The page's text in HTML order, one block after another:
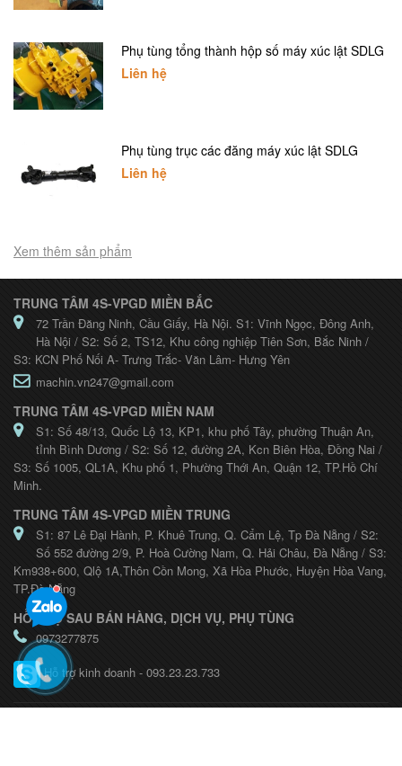
Phụ tùng tổng thành hộp số máy xúc lật SDLG
Liên hệ
Phụ tùng trục các đăng máy xúc lật SDLG
Liên hệ
Xem thêm sản phẩm
TRUNG TÂM 4S-VPGD MIỀN BẮC
72 Trần Đăng Ninh, Cầu Giấy, Hà Nội. S1: Vĩnh Ngọc, Đông Anh,
Hà Nội / S2: Số 2, TS12, Khu công nghiệp Tiên Sơn, Bắc Ninh /
S3: KCN Phố Nối A- Trưng Trắc- Văn Lâm- Hưng Yên
machin.vn247@gmail.com
TRUNG TÂM 4S-VPGD MIỀN NAM
S1: Số 48/13, Quốc Lộ 13, KP1, khu phố Tây, phường Thuận An,
tỉnh Bình Dương / S2: Số 12, đường 2A, Kcn Biên Hòa, Đồng Nai /
S3: Số 1005, QL1A, Khu phố 1, Phường Thới An, Quận 12, TP.Hồ Chí
Minh.
TRUNG TÂM 4S-VPGD MIỀN TRUNG
S1: 87 Lê Đại Hành, P. Khuê Trung, Q. Cẩm Lệ, Tp Đà Nẵng / S2:
Số 552 đường 2/9, P. Hoà Cường Nam, Q. Hải Châu, Đà Nẵng / S3:
Km938+600, Qlộ 1A,Thôn Cồn Mong, Xã Hòa Phước, Huyện Hòa Vang,
TP.Đà Nẵng
HỖ TRỢ SAU BÁN HÀNG, DỊCH VỤ, PHỤ TÙNG
0973277875
Hỗ trợ kinh doanh - 093.23.23.733